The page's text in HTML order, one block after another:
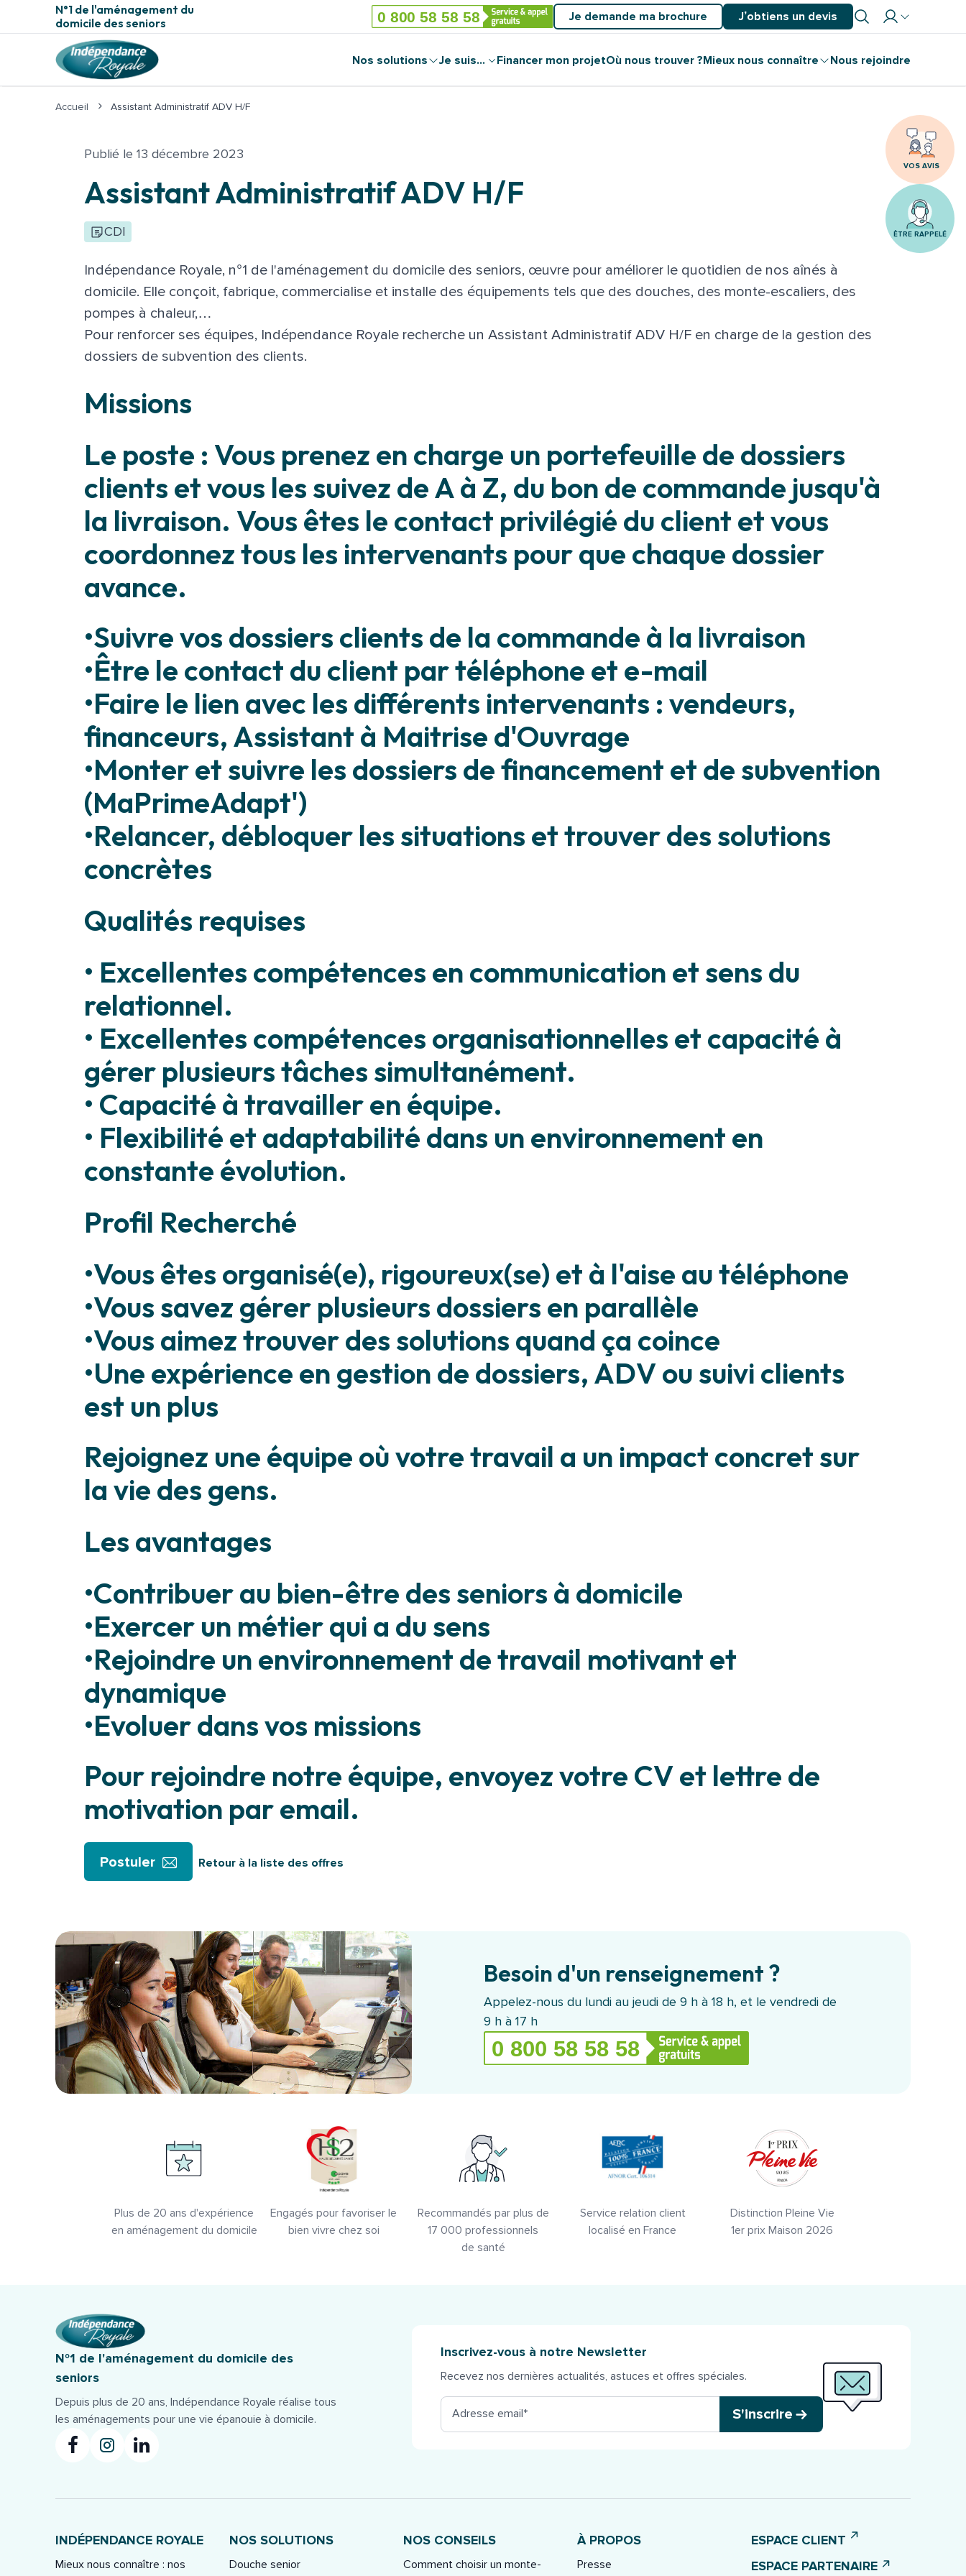
Aller au contenu principal
N°1 de l'aménagement du
domicile des seniors
Je demande ma brochure
J’obtiens un devis
espace
Nos solutions Je suis... Financer mon projetOù nous trouver ?Mieux nous connaître Nous rejoindre
Accueil Assistant Administratif ADV H/F
Publié le 13 décembre 2023
Assistant Administratif ADV H/F
CDI
Indépendance Royale, n°1 de l'aménagement du domicile des seniors, œuvre pour améliorer le quotidien de nos aînés à
domicile. Elle conçoit, fabrique, commercialise et installe des équipements tels que des douches, des monte-escaliers, des
pompes à chaleur,…
Pour renforcer ses équipes, Indépendance Royale recherche un Assistant Administratif ADV H/F en charge de la gestion des
dossiers de subvention des clients.
Missions
Le poste : Vous prenez en charge un portefeuille de dossiers
clients et vous les suivez de A à Z, du bon de commande jusqu'à
la livraison. Vous êtes le contact privilégié du client et vous
coordonnez tous les intervenants pour que chaque dossier
avance.
•Suivre vos dossiers clients de la commande à la livraison
•Être le contact du client par téléphone et e-mail
•Faire le lien avec les différents intervenants : vendeurs,
financeurs, Assistant à Maitrise d'Ouvrage
•Monter et suivre les dossiers de financement et de subvention
(MaPrimeAdapt')
•Relancer, débloquer les situations et trouver des solutions
concrètes
Qualités requises
• Excellentes compétences en communication et sens du
relationnel.
• Excellentes compétences organisationnelles et capacité à
gérer plusieurs tâches simultanément.
• Capacité à travailler en équipe.
• Flexibilité et adaptabilité dans un environnement en
constante évolution.
Profil Recherché
•Vous êtes organisé(e), rigoureux(se) et à l'aise au téléphone
•Vous savez gérer plusieurs dossiers en parallèle
•Vous aimez trouver des solutions quand ça coince
•Une expérience en gestion de dossiers, ADV ou suivi clients
est un plus
Rejoignez une équipe où votre travail a un impact concret sur
la vie des gens.
Les avantages
•Contribuer au bien-être des seniors à domicile
•Exercer un métier qui a du sens
•Rejoindre un environnement de travail motivant et
dynamique
•Evoluer dans vos missions
Pour rejoindre notre équipe, envoyez votre CV et lettre de
motivation par email.
Postuler Retour à la liste des offres
Besoin d'un renseignement ?
Appelez-nous du lundi au jeudi de 9 h à 18 h, et le vendredi de
9 h à 17 h
Plus de 20 ans d'expérience
en aménagement du domicile
Engagés pour favoriser le
bien vivre chez soi
Recommandés par plus de
17 000 professionnels
de santé
Service relation client
localisé en France
Distinction Pleine Vie
1er prix Maison 2026
N°1 de l'aménagement du domicile des
seniors
Depuis plus de 20 ans, Indépendance Royale réalise tous
les aménagements pour une vie épanouie à domicile.
Inscrivez-vous à notre Newsletter
Recevez nos dernières actualités, astuces et offres spéciales.
Adresse email* S'inscrire
INDÉPENDANCE ROYALE
Mieux nous connaître : nos
NOS SOLUTIONS
Douche senior
NOS CONSEILS
Comment choisir un monte-
À PROPOS
Presse
ESPACE CLIENT
ESPACE PARTENAIRE
VOS AVIS
ÊTRE RAPPELÉ